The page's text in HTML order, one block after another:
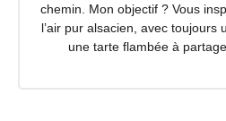
chemin. Mon objectif ? Vous
l’air pur alsacien, avec toujours
une tarte flambée à